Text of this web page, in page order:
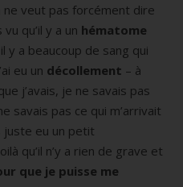
ne veut pas forcément dire
qu’il y a un hématome
y a beaucoup de sang qui
eu un décollement – à
j’avais, je ne savais pas
savais pas ce qui m’arrivait
juste eu un petit
qu’il n’y a rien de grave et
que je puisse me